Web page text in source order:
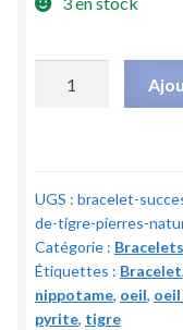
Nippotame
:
Citrine,
Pyrite
et
UGS : bracelet-
de-tigre-pierres-
Catégorie :
Étiquettes : Bracelet,
nippotame, oeil,
pyrite, tigre